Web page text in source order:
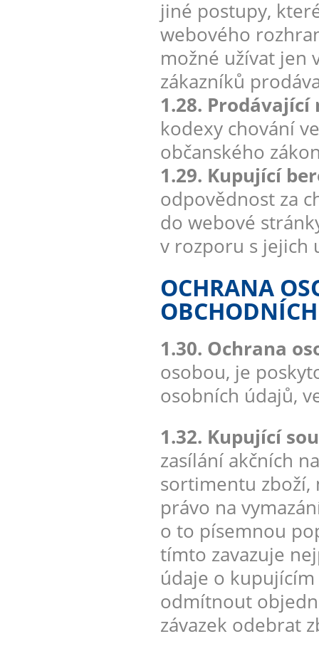
jiné postupy,
webového
možné užívat jen
zákazníků
1.28.
kodexy chování
občanského
1.29. Kupující
odpovědnost za
do webové
v rozporu s jejich
OCHRANA
1.30. Ochrana
osobou, je
osobních údajů,
1.32. Kupující
zasílání akčních
sortimentu zboží,
právo na
o to písemnou
tímto zavazuje
údaje o kupujícím
odmítnout
závazek odebrat